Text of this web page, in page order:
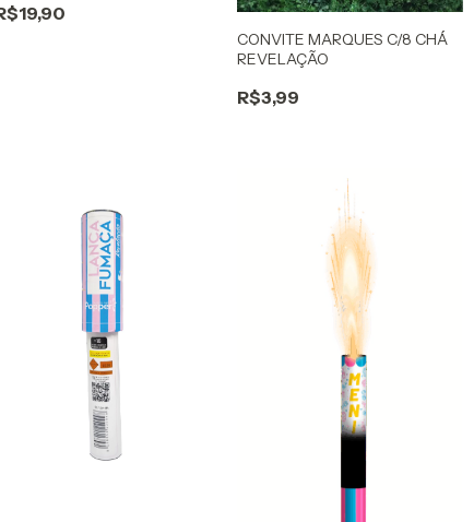
CONVITE MARQUES C/8 CHÁ
REVELAÇÃO
R$3,99